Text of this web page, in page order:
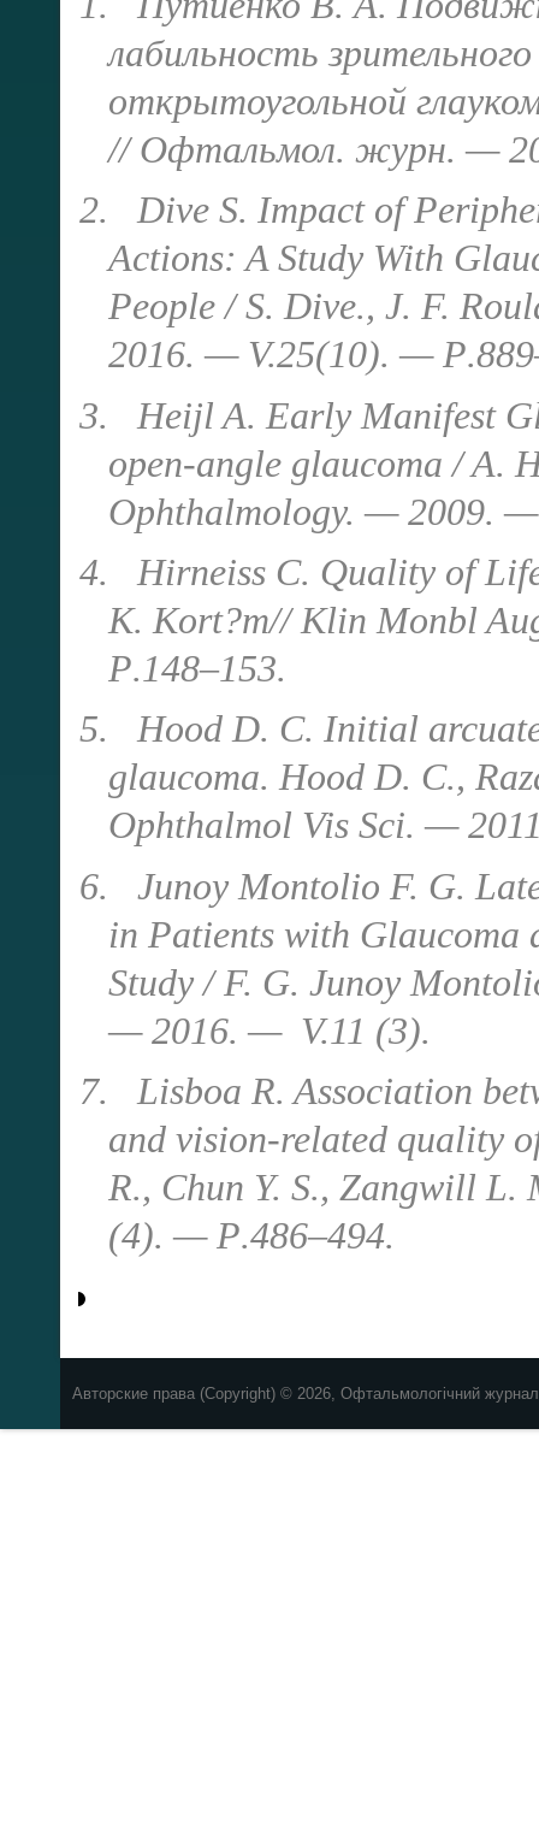
лабильность
открытоугольной
// Офтальмол. журн. —
2.
Dive S. Impact of
Actions: A Study With
People / S. Dive., J. F.
2016. — V.25(10). — Р
3.
Heijl A. Early Manifest
open-angle glaucoma / A.
Ophthalmology. — 2009.
4.
Hirneiss C. Quality of
K. Kort?m// Klin Monbl
Р.148–153.
5.
Hood D. C. Initial
glaucoma. Hood D. C.,
Ophthalmol Vis Sci. —
6.
Junoy Montolio F. G.
in Patients with Glaucoma
Study / F. G. Junoy
— 2016. — V.11 (3).
7.
Lisboa R. Association
and vision-related quality
R., Chun Y. S., Zangwill
(4). — Р.486–494.
Авторские права (Copyright) © 2026, Офтальмологічний